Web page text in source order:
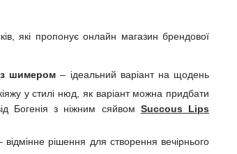
які пропонує онлайн магазин брендової
з шимером – ідеальний варіант на щодень
у стилі нюд, як варіант можна придбати
Богенія з ніжним сяйвом Succous Lips
відмінне рішення для створення вечірнього